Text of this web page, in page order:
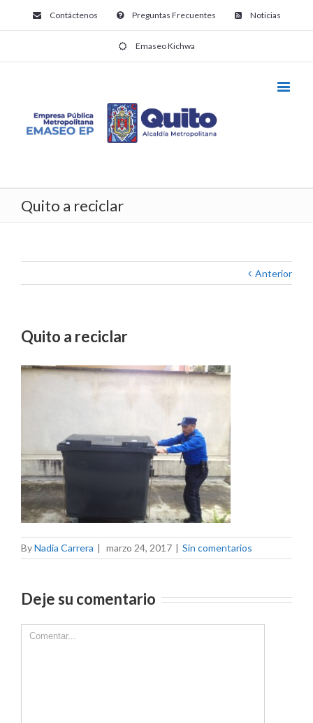
Contáctenos Preguntas Frecuentes Noticias
Emaseo Kichwa
Quito a reciclar
Anterior
Quito a reciclar
ByNadia Carrera | marzo 24, 2017 | Sin comentarios
Deje su comentario
Comment